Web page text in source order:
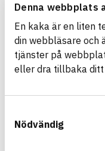
Denna webbplats
En kaka är en liten
din webbläsare och
tjänster på
eller dra tillbaka
Nödvändig
Miljöbyggnad/
Bygg med
BASTA-
erbjuda